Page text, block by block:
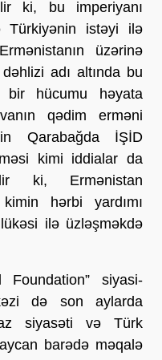
ki, bu imperiyanı
Türkiyənin istəyi ilə
üzərinə
adı altında bu
hücumu həyata
qədim erməni
Qarabağda İŞİD
kimi iddialar da
ki, Ermənistan
hərbi yardımı
ilə üzləşməkdə
Foundation” siyasi-
də son aylarda
siyasəti və Türk
barədə məqalə